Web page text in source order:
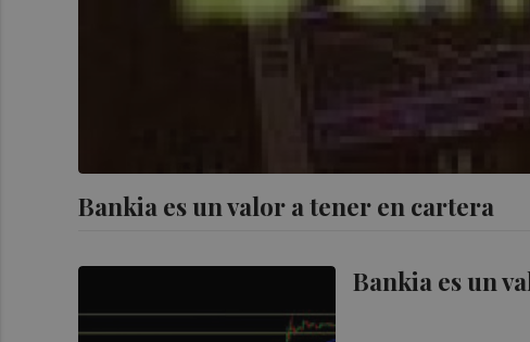
Bankia es un valor a tener en cartera
Bankia es un